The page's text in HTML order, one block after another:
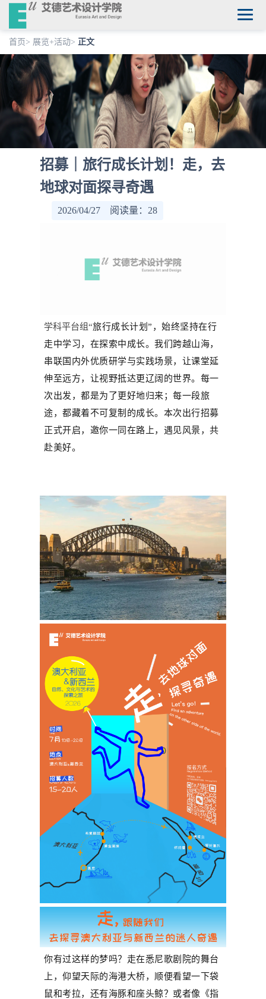
首页> 展览+活动> 正文
招募｜旅行成长计划！走，去
地球对面探寻奇遇
2026/04/27 阅读量： 28
学科平台组“旅行成长计划”，始终坚持在行
走中学习，在探索中成长。我们跨越山海，
串联国内外优质研学与实践场景，让课堂延
伸至远方，让视野抵达更辽阔的世界。每一
次出发，都是为了更好地归来；每一段旅
途，都藏着不可复制的成长。本次出行招募
正式开启，邀你一同在路上，遇见风景，共
赴美好。
你有过这样的梦吗？走在悉尼歌剧院的舞台
上，仰望天际的海港大桥，顺便看望一下袋
鼠和考拉，还有海豚和座头鲸？或者像《指